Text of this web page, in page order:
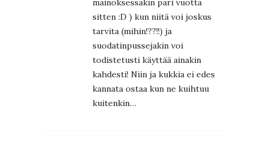
mainoksessakin pari vuotta
sitten :D ) kun niitä voi joskus
tarvita (mihin!??!!) ja
suodatinpussejakin voi
todistetusti käyttää ainakin
kahdesti! Niin ja kukkia ei edes
kannata ostaa kun ne kuihtuu
kuitenkin…